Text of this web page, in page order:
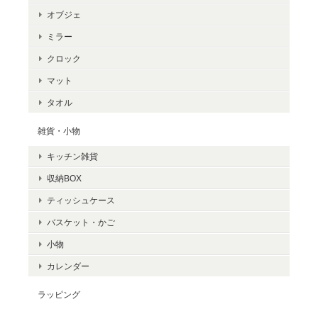
オブジェ
ミラー
クロック
マット
タオル
雑貨・小物
キッチン雑貨
収納BOX
ティッシュケース
バスケット・かご
小物
カレンダー
ラッピング